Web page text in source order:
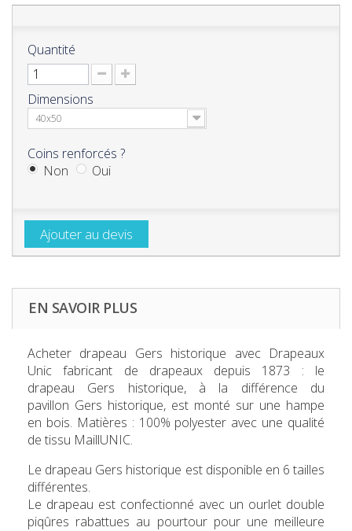
Quantité
Dimensions
40x50
Coins renforcés ?
Non
Oui
Ajouter au devis
EN SAVOIR PLUS
Acheter drapeau Gers historique avec Drapeaux
Unic fabricant de drapeaux depuis 1873 : le
drapeau Gers historique, à la différence du
pavillon Gers historique, est monté sur une hampe
en bois. Matières : 100% polyester avec une qualité
de tissu MaillUNIC.
Le drapeau Gers historique est disponible en 6 tailles
différentes.
Le drapeau est confectionné avec un ourlet double
piqûres rabattues au pourtour pour une meilleure